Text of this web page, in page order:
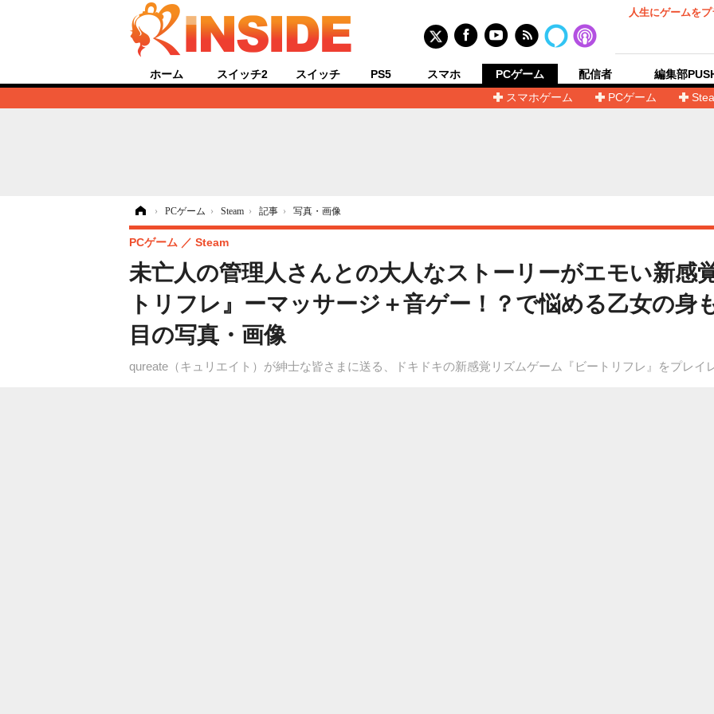
人生にゲームを
ホーム スイッチ2 スイッチ PS5 スマホ
PCゲーム
スマホゲーム
PCゲーム
配信者 編集部
› PCゲーム › Steam › 記事 › 写真・画像
未亡人の管理人さんとの大人なストーリーがエモい新感
トリフレ』ーマッサージ＋音ゲー！？で悩める乙女の身
目の写真・画像
qureate（キュリエイト）が紳士な皆さまに送る、ドキドキの新感覚リズムゲーム『ビートリフレ』をプレイ
PCゲーム Steam